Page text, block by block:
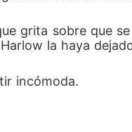
grita sobre que
la haya
incómoda.